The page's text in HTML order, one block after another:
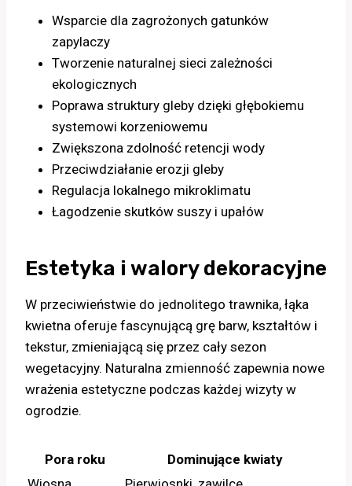
Wsparcie dla zagrożonych gatunków
zapylaczy
Tworzenie naturalnej sieci zależności
ekologicznych
Poprawa struktury gleby dzięki głębokiemu
systemowi korzeniowemu
Zwiększona zdolność retencji wody
Przeciwdziałanie erozji gleby
Regulacja lokalnego mikroklimatu
Łagodzenie skutków suszy i upałów
Estetyka i walory dekoracyjne
W przeciwieństwie do jednolitego trawnika, łąka
kwietna oferuje fascynującą grę barw, kształtów i
tekstur, zmieniającą się przez cały sezon
wegetacyjny. Naturalna zmienność zapewnia nowe
wrażenia estetyczne podczas każdej wizyty w
ogrodzie.
Pora roku
Dominujące kwiaty